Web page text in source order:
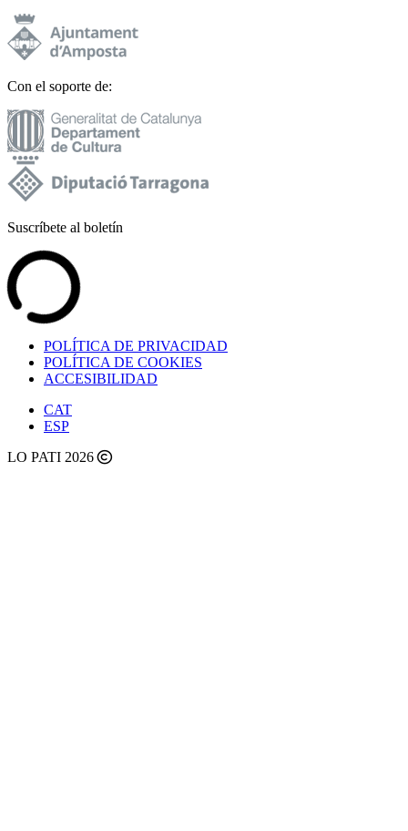
Con el soporte de:
Suscríbete al boletín
POLÍTICA DE PRIVACIDAD
POLÍTICA DE COOKIES
ACCESIBILIDAD
CAT
ESP
LO PATI 2026